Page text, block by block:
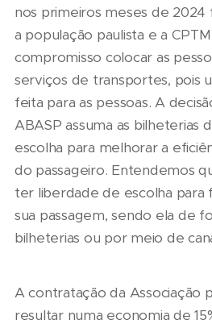
nos primeiros meses de 2024
a população paulista e a
compromisso colocar as
serviços de transportes, pois
feita para as pessoas. A
ABASP assuma as bilheterias
escolha para melhorar a
do passageiro. Entendemos
ter liberdade de escolha para
sua passagem, sendo ela de
bilheterias ou por meio de
A contratação da Associação
resultar numa economia de